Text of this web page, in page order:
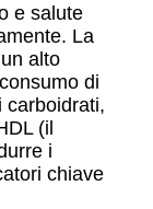
e salute
La
alto
di
carboidrati,
(il
i
chiave